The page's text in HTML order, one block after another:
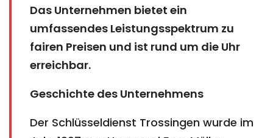
Das Unternehmen bietet ein
umfassendes Leistungsspektrum zu
fairen Preisen und ist rund um die Uhr
erreichbar.
Geschichte des Unternehmens
Der Schlüsseldienst Trossingen wurde im